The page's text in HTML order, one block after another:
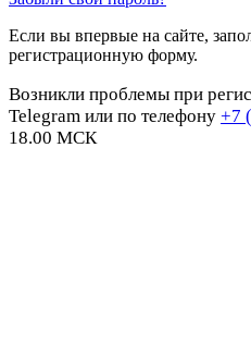
Если вы впервые на сайте,
регистрационную форму.
Возникли проблемы при
Telegram или по телефону +7
18.00 МСК